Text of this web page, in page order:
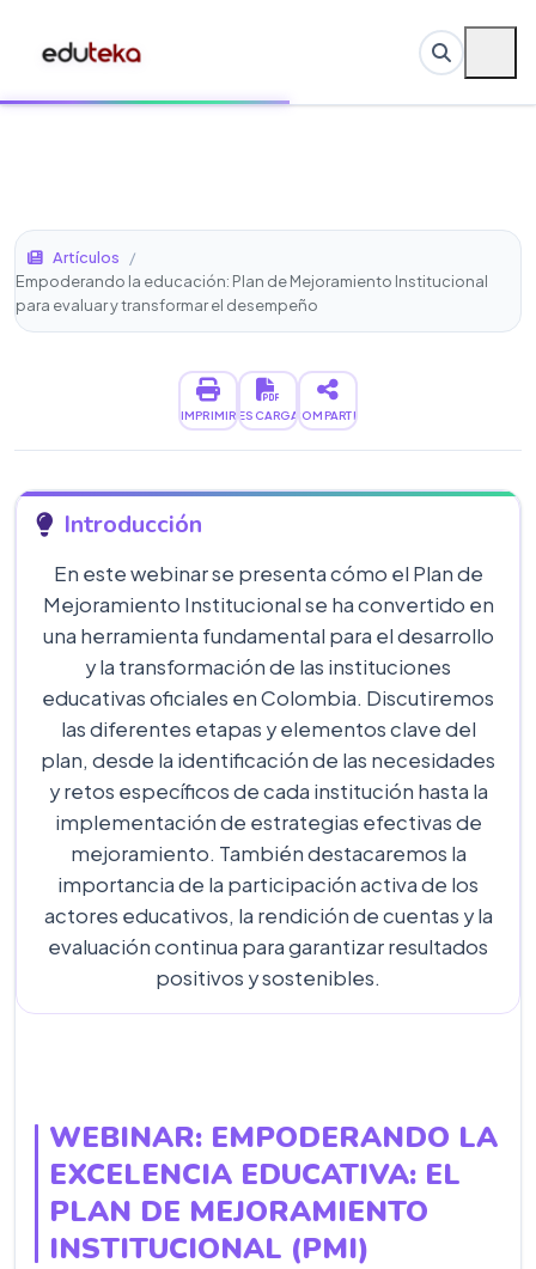
Artículos
/
Empoderando la educación: Plan de Mejoramiento Institucional
para evaluar y transformar el desempeño
IMPRIMIRDESCARGARCOMPARTIR
Introducción
En este webinar se presenta cómo el Plan de
Mejoramiento Institucional se ha convertido en
una herramienta fundamental para el desarrollo
y la transformación de las instituciones
educativas oficiales en Colombia. Discutiremos
las diferentes etapas y elementos clave del
plan, desde la identificación de las necesidades
y retos específicos de cada institución hasta la
implementación de estrategias efectivas de
mejoramiento. También destacaremos la
importancia de la participación activa de los
actores educativos, la rendición de cuentas y la
evaluación continua para garantizar resultados
positivos y sostenibles.
WEBINAR: EMPODERANDO LA
EXCELENCIA EDUCATIVA: EL
PLAN DE MEJORAMIENTO
INSTITUCIONAL (PMI)